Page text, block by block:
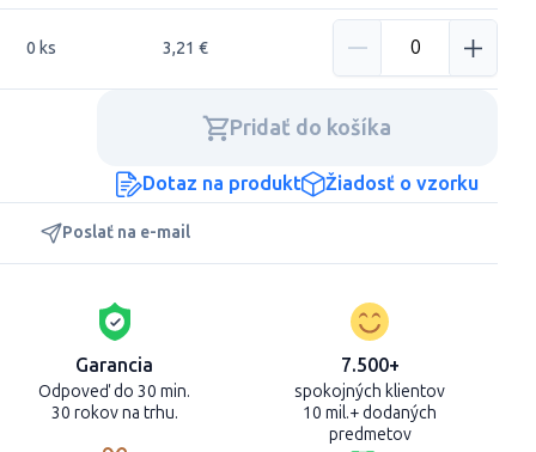
0 ks 3,21 €
Pridať do košíka
Dotaz na produkt Žiadosť o vzorku
Poslať na e-mail
Garancia
Odpoveď do 30 min.
30 rokov na trhu.
7.500+
spokojných klientov
10 mil.+ dodaných
predmetov